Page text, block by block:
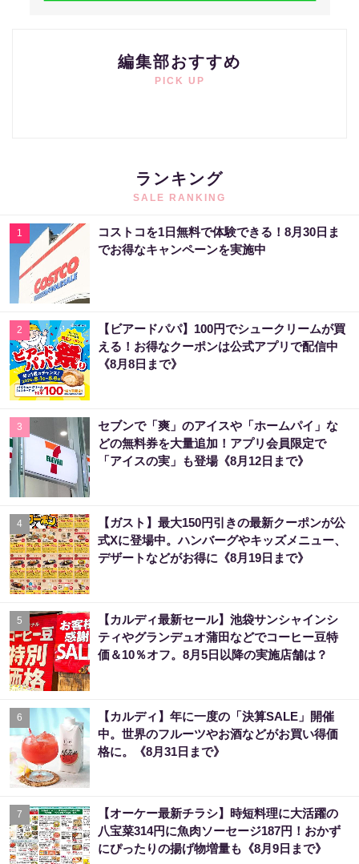
編集部おすすめ
PICK UP
ランキング
SALE RANKING
1
コストコを1日無料で体験できる！8月30日ま
でお得なキャンペーンを実施中
2
【ビアードパパ】100円でシュークリームが買
える！お得なクーポンは公式アプリで配信中
《8月8日まで》
3
セブンで「爽」のアイスや「ホームパイ」な
どの無料券を大量追加！アプリ会員限定で
「アイスの実」も登場《8月12日まで》
4
【ガスト】最大150円引きの最新クーポンが公
式Xに登場中。ハンバーグやキッズメニュー、
デザートなどがお得に《8月19日まで》
5
【カルディ最新セール】池袋サンシャインシ
ティやグランデュオ蒲田などでコーヒー豆特
価＆10％オフ。8月5日以降の実施店舗は？
6
【カルディ】年に一度の「決算SALE」開催
中。世界のフルーツやお酒などがお買い得価
格に。《8月31日まで》
7
【オーケー最新チラシ】時短料理に大活躍の
八宝菜314円に魚肉ソーセージ187円！おかず
にぴったりの揚げ物増量も《8月9日まで》